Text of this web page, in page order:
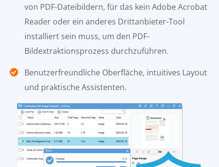
von PDF-Dateibildern, für das kein Adobe Acrobat
Reader oder ein anderes Drittanbieter-Tool
installiert sein muss, um den PDF-
Bildextraktionsprozess durchzuführen.
Benutzerfreundliche Oberfläche, intuitives Layout
und praktische Assistenten.